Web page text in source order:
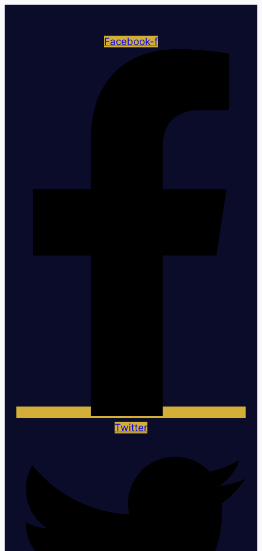
Facebook-f
Twitter